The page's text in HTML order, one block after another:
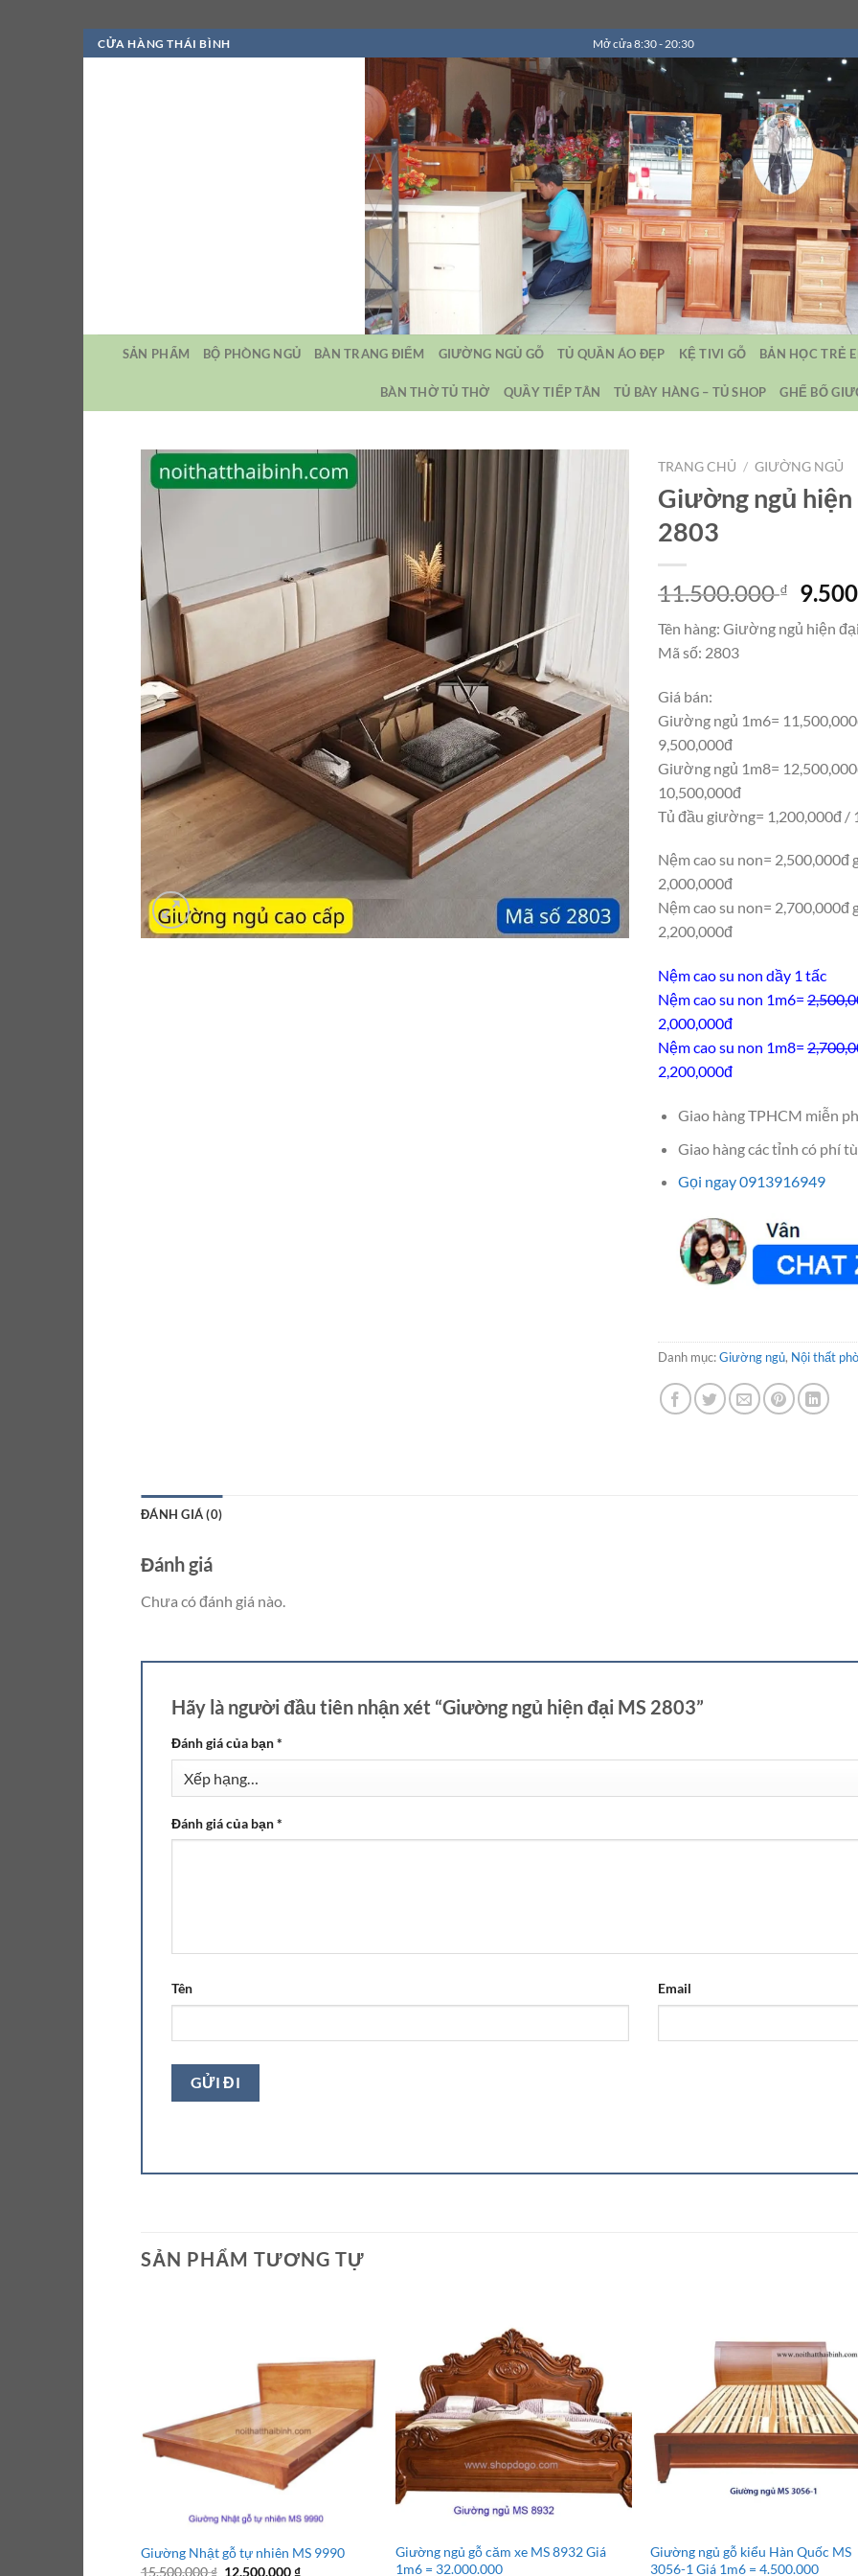
Bỏ
qua
CỬA HÀNG THÁI BÌNH Mở cửa 8:30 - 20:30
SẢN PHẨM BỘ PHÒNG NGỦ BÀN TRANG ĐIỂM GIƯỜNG NGỦ GỖ TỦ QUẦN ÁO ĐẸP KỆ TIVI GỖ BẢN HỌC TRẺ
BÀN THỜ TỦ THỜ QUẦY TIẾP TÂN TỦ BÀY HÀNG – TỦ SHOP GHẾ BỐ
TRANG CHỦ / GIƯỜNG NGỦ
Giường ngủ hiện
2803
11.500.000₫
Giá
là:
Tên hàng: Giường ngủ hiện đại
Mã số: 2803
Giá bán:
Giường ngủ 1m6=
9,500,000đ
Giường ngủ 1m8=
10,500,000đ
Tủ đầu giường= 1,200,000đ /
Nệm cao su non= 2,500,000đ
2,000,000đ
Nệm cao su non= 2,700,000đ
2,200,000đ
Nệm cao su non dầy 1 tấc
Nệm cao su non 1m6=
2,000,000đ
Nệm cao su non 1m8=
2,200,000đ
Giao hàng TPHCM miễn
Giao hàng các tỉnh có phí
Gọi ngay 0913916949
Danh mục:Giường ngủ, Nội thất
ĐÁNH GIÁ (0)
Đánh giá
Chưa có đánh giá nào.
Hãy là người đầu tiên nhận xét “Giường ngủ hiện đại MS 2803”
Đánh giá của bạn*
Đánh giá của bạn*
Tên Email
SẢN PHẨM TƯƠNG TỰ
Giường Nhật gỗ tự nhiên MS 9990
15.500.000₫ Giá
12.500.000₫Giá
Giường ngủ gỗ căm xe MS 8932 Giá
1m6 = 32.000.000
Giường ngủ gỗ kiểu Hàn Quốc MS
3056-1 Giá 1m6 = 4.500.000